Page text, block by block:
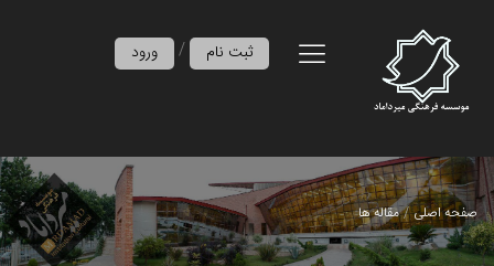
ورود / ثبت نام
صفحه اصلی مقاله ها